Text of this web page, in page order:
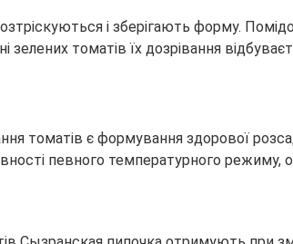
і зберігають форму.
томатів їх дозрівання
томатів є формування здорової
певного температурного режиму,